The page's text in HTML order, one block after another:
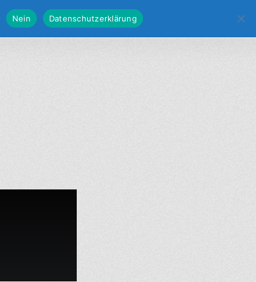
Nein Datenschutzerklärung